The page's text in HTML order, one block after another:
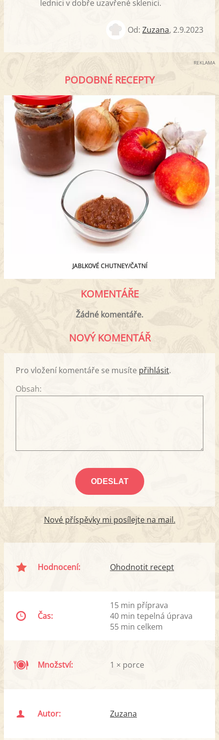
lednici v dobře uzavřené sklenici.
Od: Zuzana, 2.9.2023
REKLAMA
PODOBNÉ RECEPTY
JABLKOVÉ CHUTNEY/ČATNÍ
KOMENTÁŘE
Žádné komentáře.
NOVÝ KOMENTÁŘ
Pro vložení komentáře se musíte přihlásit.
Obsah:
Nové příspěvky mi posílejte na mail.
Hodnocení: Ohodnotit recept
Čas:
15 min příprava
40 min tepelná úprava
55 min celkem
Množství: 1 × porce
Autor: Zuzana